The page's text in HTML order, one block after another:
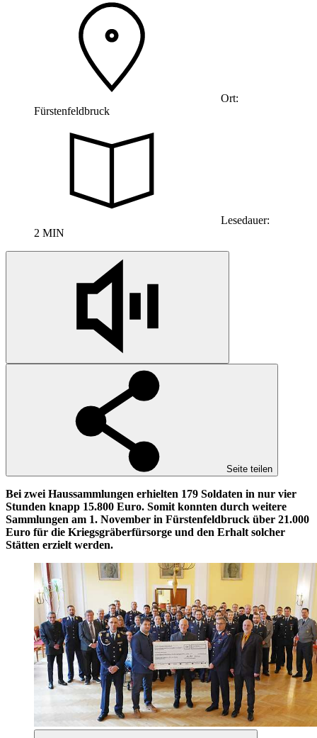
Ort:
Fürstenfeldbruck
Lesedauer:
2 MIN
Seite teilen
Bei zwei Haussammlungen erhielten 179 Soldaten in nur vier
Stunden knapp 15.800 Euro. Somit konnten durch weitere
Sammlungen am 1. November in Fürstenfeldbruck über 21.000
Euro für die Kriegsgräberfürsorge und den Erhalt solcher
Stätten erzielt werden.